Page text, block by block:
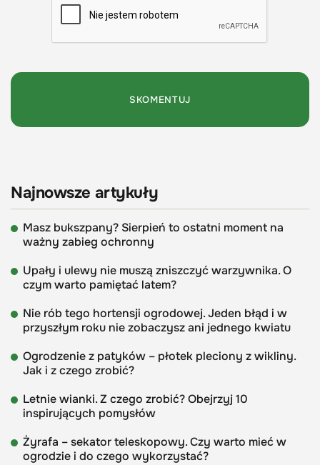
Najnowsze artykuły
Masz bukszpany? Sierpień to ostatni moment na
ważny zabieg ochronny
Upały i ulewy nie muszą zniszczyć warzywnika. O
czym warto pamiętać latem?
Nie rób tego hortensji ogrodowej. Jeden błąd i w
przyszłym roku nie zobaczysz ani jednego kwiatu
Ogrodzenie z patyków – płotek pleciony z wikliny.
Jak i z czego zrobić?
Letnie wianki. Z czego zrobić? Obejrzyj 10
inspirujących pomysłów
Żyrafa – sekator teleskopowy. Czy warto mieć w
ogrodzie i do czego wykorzystać?